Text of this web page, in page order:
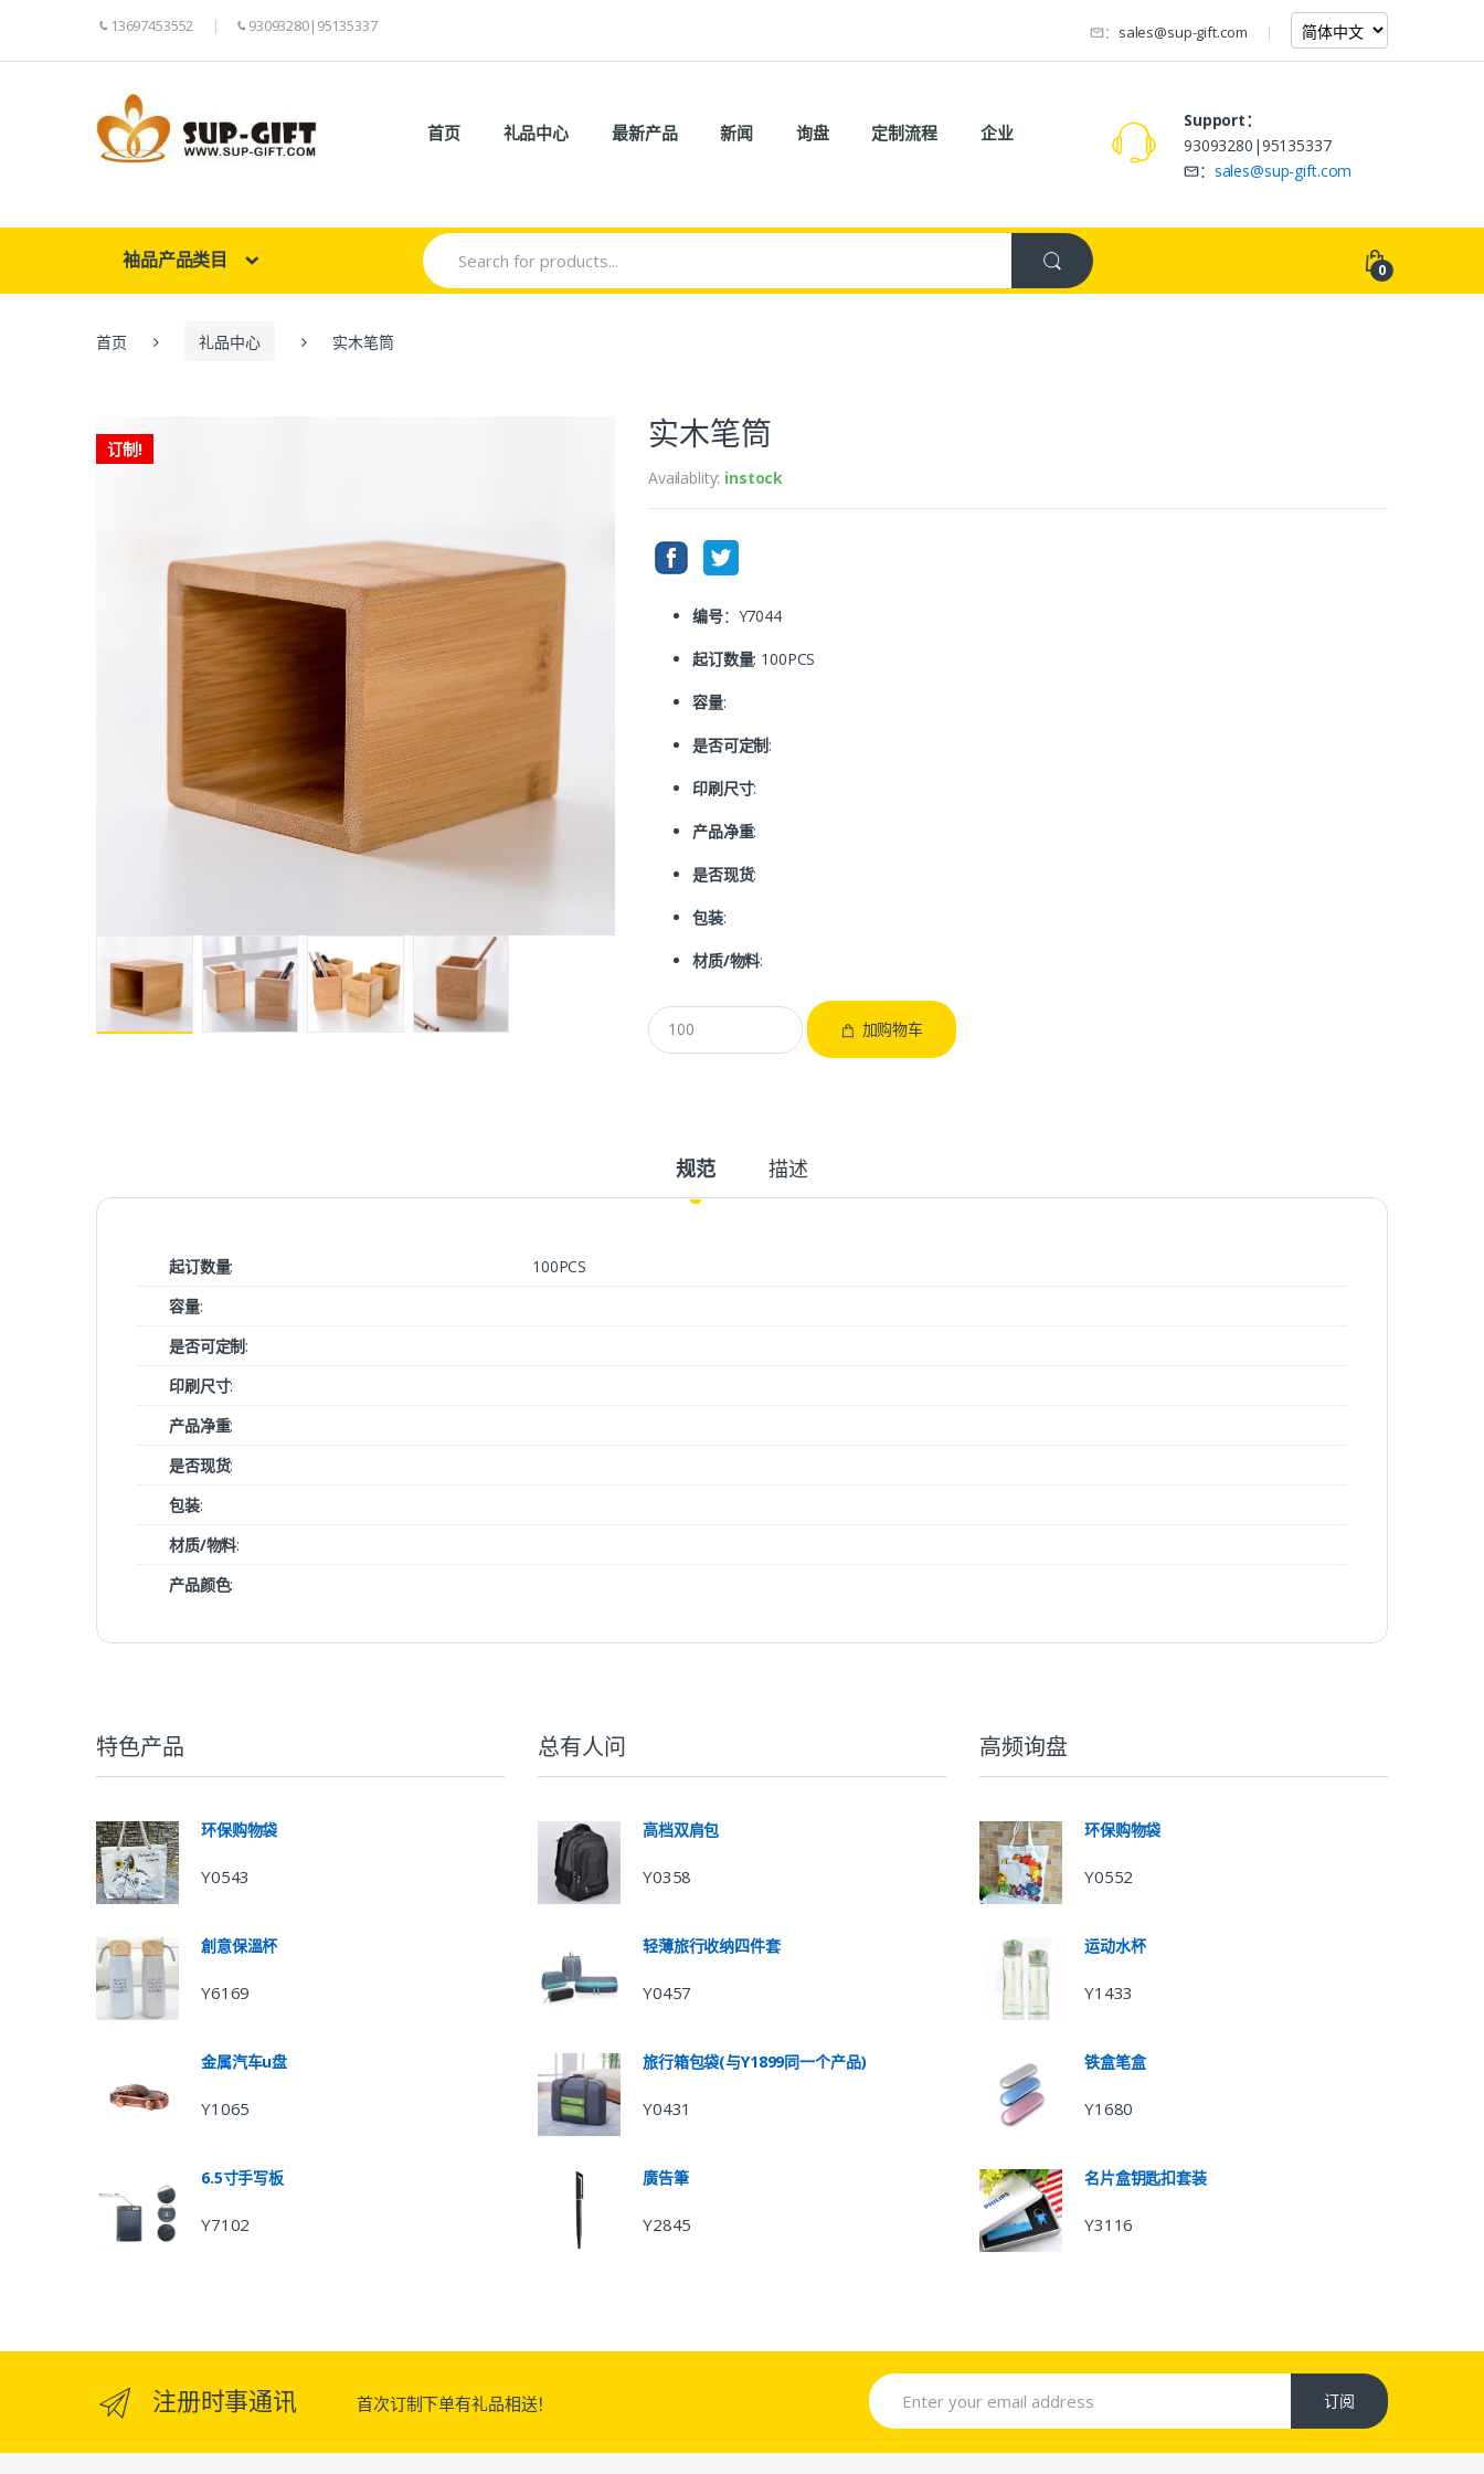
13697453552 93093280|95135337 ： sales@sup-gift.com
首页 礼品中心 最新产品 新闻 询盘 定制流程 企业
Support：
93093280|95135337
： sales@sup-gift.com
袖品产品类目
Search
for:
0
首页 礼品中心 实木笔筒
订制! 实木笔筒
Availablity: instock
编号：Y7044
起订数量: 100PCS
容量:
是否可定制:
印刷尺寸:
产品净重:
是否现货:
包装:
材质/物料:
加购物车
规范 描述
起订数量:
100PCS
容量:
是否可定制:
印刷尺寸:
产品净重:
是否现货:
包装:
材质/物料:
产品颜色:
特色产品
环保购物袋
Y0543
創意保溫杯
Y6169
金属汽车u盘
Y1065
6.5寸手写板
Y7102
总有人问
高档双肩包
Y0358
轻薄旅行收纳四件套
Y0457
旅行箱包袋(与Y1899同一个产品)
Y0431
廣告筆
Y2845
高频询盘
环保购物袋
Y0552
运动水杯
Y1433
铁盒笔盒
Y1680
名片盒钥匙扣套装
Y3116
注册时事通讯 首次订制下单有礼品相送！ 订阅